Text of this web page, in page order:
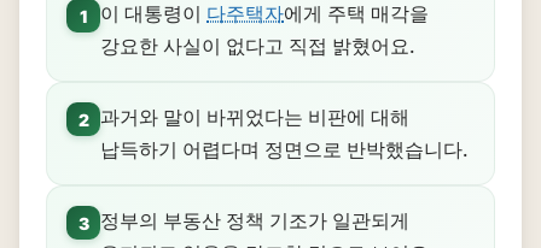
1 이 대통령이 다주택자에게 주택 매각을
강요한 사실이 없다고 직접 밝혔어요.
2 과거와 말이 바뀌었다는 비판에 대해
납득하기 어렵다며 정면으로 반박했습니다.
3
정부의 부동산 정책 기조가 일관되게